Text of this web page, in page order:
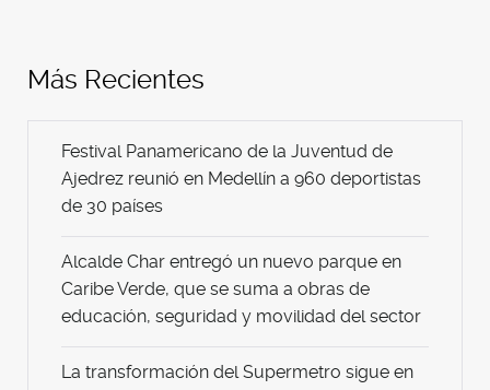
Más Recientes
Festival Panamericano de la Juventud de
Ajedrez reunió en Medellín a 960 deportistas
de 30 países
Alcalde Char entregó un nuevo parque en
Caribe Verde, que se suma a obras de
educación, seguridad y movilidad del sector
La transformación del Supermetro sigue en